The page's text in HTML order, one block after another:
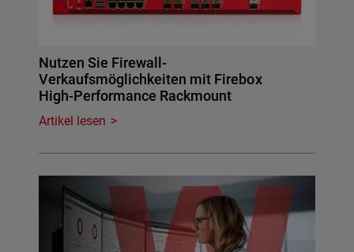
Nutzen Sie Firewall-
Verkaufsmöglichkeiten mit Firebox
High-Performance Rackmount
Artikel lesen